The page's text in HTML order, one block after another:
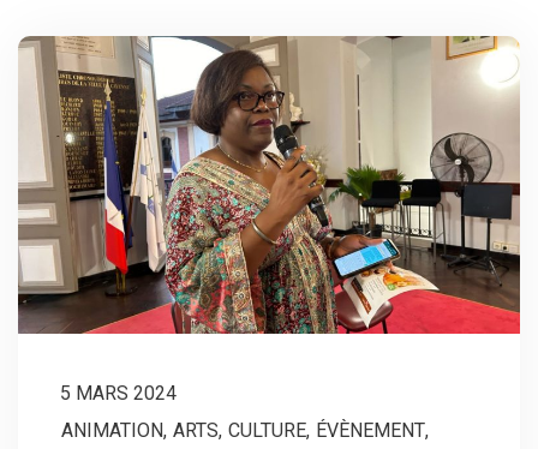
5 MARS 2024
ANIMATION, ARTS, CULTURE, ÉVÈNEMENT,